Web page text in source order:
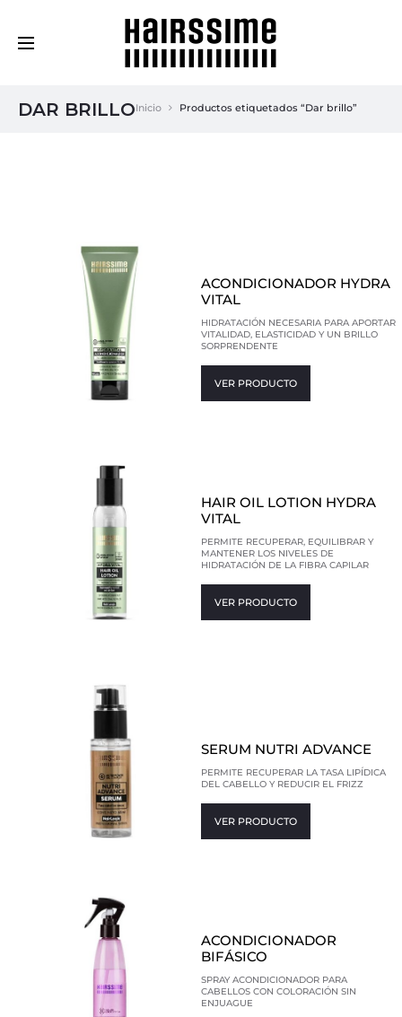
DAR BRILLOInicio Productos etiquetados “Dar brillo”
ACONDICIONADOR HYDRA
VITAL
HIDRATACIÓN NECESARIA PARA APORTAR
VITALIDAD, ELASTICIDAD Y UN BRILLO
SORPRENDENTE
VER PRODUCTO
HAIR OIL LOTION HYDRA
VITAL
PERMITE RECUPERAR, EQUILIBRAR Y
MANTENER LOS NIVELES DE
HIDRATACIÓN DE LA FIBRA CAPILAR
VER PRODUCTO
SERUM NUTRI ADVANCE
PERMITE RECUPERAR LA TASA LIPÍDICA
DEL CABELLO Y REDUCIR EL FRIZZ
VER PRODUCTO
ACONDICIONADOR
BIFÁSICO
SPRAY ACONDICIONADOR PARA
CABELLOS CON COLORACIÓN SIN
ENJUAGUE